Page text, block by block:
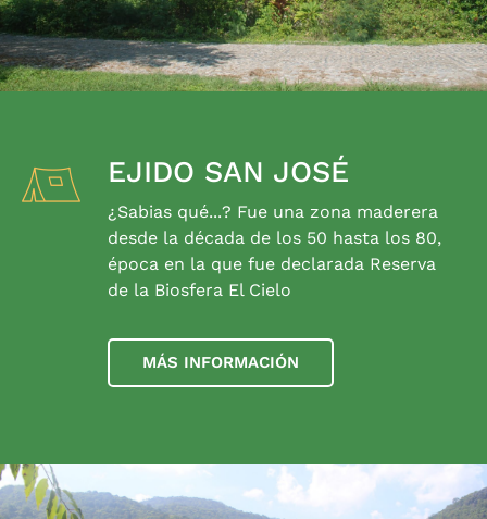
EJIDO SAN JOSÉ
¿Sabias qué...? Fue una zona maderera
desde la década de los 50 hasta los 80,
época en la que fue declarada Reserva
de la Biosfera El Cielo
MÁS INFORMACIÓN